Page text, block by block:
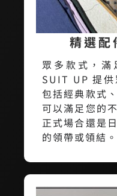
精選
眾多款式，
SUIT UP 提供
包括經典款式
可以滿足您的
正式場合還是
的領帶或領結。